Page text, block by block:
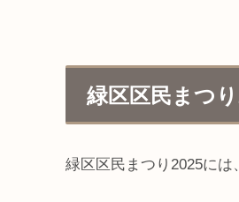
緑区区民まつ
緑区区民まつり2025には、